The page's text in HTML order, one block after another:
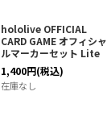
hololive OFFICIAL
CARD GAME オフィシャ
ルマーカーセット Lite
1,400円(税込)
在庫なし